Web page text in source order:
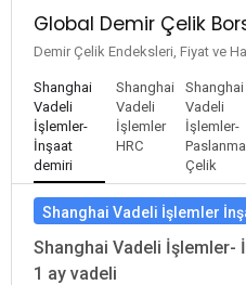
Global Demir Çelik
Demir Çelik Endeksleri, Fiyat ve
Shanghai
Vadeli
İşlemler-
İnşaat
demiri
Shanghai
Vadeli
İşlemler
HRC
Shanghai
Vadeli
İşlemler-
Çelik
Shanghai Vadeli İşlemler
Shanghai Vadeli İşlemler-
1 ay vadeli